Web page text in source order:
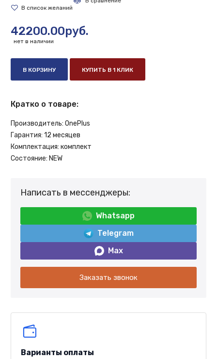
42200.00руб.
нет в наличии
В КОРЗИНУ КУПИТЬ В 1 КЛИК
Кратко о товаре:
Производитель: OnePlus
Гарантия: 12 месяцев
Комплектация: комплект
Состояние: NEW
Написать в мессенджеры:
Whatsapp
Telegram
Max
Заказать звонок
Варианты оплаты